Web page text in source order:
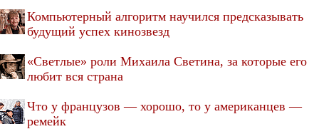
Компьютерный алгоритм научился предсказывать
будущий успех кинозвезд
«Светлые» роли Михаила Светина, за которые его
любит вся страна
Что у французов — хорошо, то у американцев —
ремейк